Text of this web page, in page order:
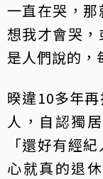
一直在哭，
想我才會哭
是人們說的，
暌違10多年
人，自認獨
「還好有經
心就真的退